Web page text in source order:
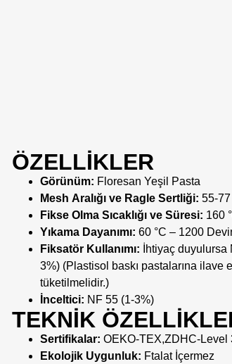
ÖZELLİKLER
Görünüm: Floresan Yeşil Pasta
Mesh Aralığı ve Ragle Sertliği: 55-
Fikse Olma Sıcaklığı ve Süresi: 160
Yıkama Dayanımı: 60 °C – 1200
Fiksatör Kullanımı: İhtiyaç duyulursa
3%) (Plastisol baskı pastalarına
tüketilmelidir.)
İnceltici: NF 55 (1-3%)
TEKNİK
Sertifikalar: OEKO-TEX,ZDHC-Level
Ekolojik Uygunluk: Ftalat İçermez